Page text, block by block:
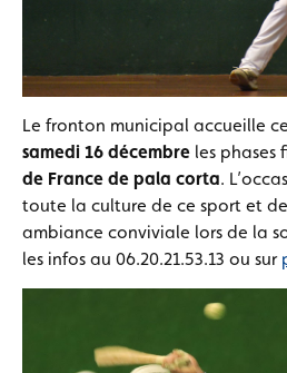
Le fronton municipal accueille
samedi 16 décembre les phases
de France de pala corta.
toute la culture de ce sport et
ambiance conviviale lors de la
les infos au 06.20.21.53.13 ou sur